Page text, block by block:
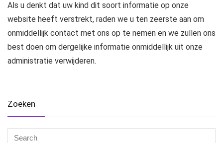
Als u denkt dat uw kind dit soort informatie op onze
website heeft verstrekt, raden we u ten zeerste aan om
onmiddellijk contact met ons op te nemen en we zullen ons
best doen om dergelijke informatie onmiddellijk uit onze
administratie verwijderen.
Zoeken